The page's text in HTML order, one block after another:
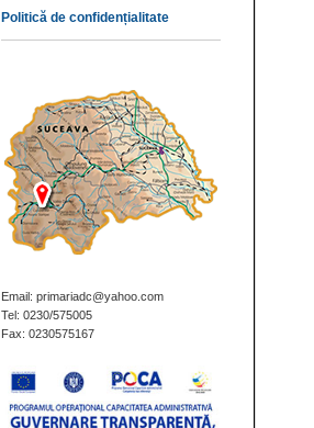
Politică de confidențialitate
Email: primariadc@yahoo.com
Tel: 0230/575005
Fax: 0230575167